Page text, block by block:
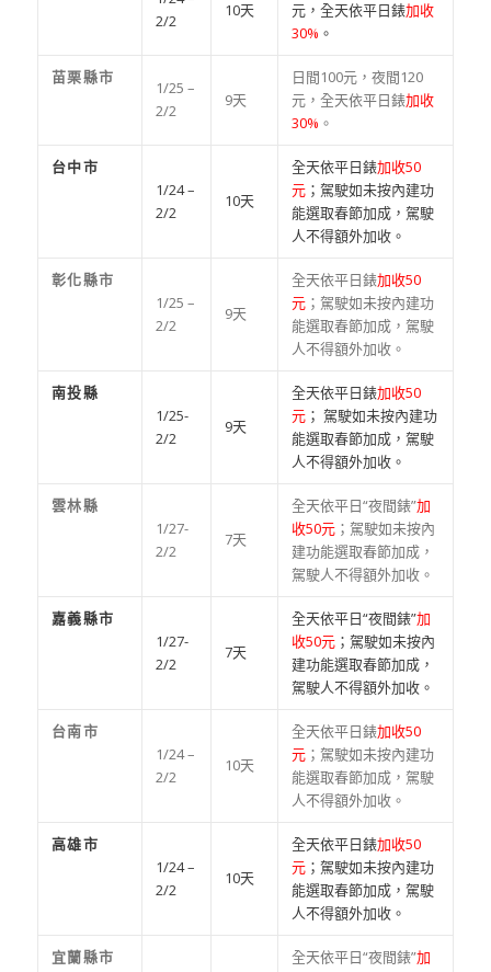
2/2
10天
元，全天依平日錶加收
30% 。
苗栗縣市
1/25 –
2/2
9天
日間100元，夜間120
元，全天依平日錶加收
30% 。
台中市
1/24 –
2/2
10天
全天依平日錶加收50
元；駕駛如未按內建功
能選取春節加成，駕駛
人不得額外加收。
彰化縣市
1/25 –
2/2
9天
全天依平日錶加收50
元；駕駛如未按內建功
能選取春節加成，駕駛
人不得額外加收。
南投縣
1/25-
2/2
9天
全天依平日錶加收50
元； 駕駛如未按內建功
能選取春節加成，駕駛
人不得額外加收。
雲林縣
1/27-
2/2
7天
全天依平日“夜間錶”加
收50元；駕駛如未按內
建功能選取春節加成，
駕駛人不得額外加收。
嘉義縣市
1/27-
2/2
7天
全天依平日“夜間錶”加
收50元；駕駛如未按內
建功能選取春節加成，
駕駛人不得額外加收。
台南市
1/24 –
2/2
10天
全天依平日錶加收50
元；駕駛如未按內建功
能選取春節加成，駕駛
人不得額外加收。
高雄市
1/24 –
2/2
10天
全天依平日錶加收50
元；駕駛如未按內建功
能選取春節加成，駕駛
人不得額外加收。
宜蘭縣市
全天依平日“夜間錶”加